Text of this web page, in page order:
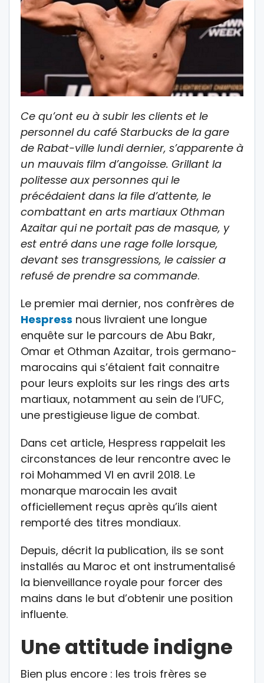
Ce qu’ont eu à subir les clients et le
personnel du café Starbucks de la gare
de Rabat-ville lundi dernier, s’apparente à
un mauvais film d’angoisse. Grillant la
politesse aux personnes qui le
précédaient dans la file d’attente, le
combattant en arts martiaux Othman
Azaitar qui ne portait pas de masque, y
est entré dans une rage folle lorsque,
devant ses transgressions, le caissier a
refusé de prendre sa commande.
Le premier mai dernier, nos confrères de
Hespress nous livraient une longue
enquête sur le parcours de Abu Bakr,
Omar et Othman Azaitar, trois germano-
marocains qui s’étaient fait connaitre
pour leurs exploits sur les rings des arts
martiaux, notamment au sein de l’UFC,
une prestigieuse ligue de combat.
Dans cet article, Hespress rappelait les
circonstances de leur rencontre avec le
roi Mohammed VI en avril 2018. Le
monarque marocain les avait
officiellement reçus après qu’ils aient
remporté des titres mondiaux.
Depuis, décrit la publication, ils se sont
installés au Maroc et ont instrumentalisé
la bienveillance royale pour forcer des
mains dans le but d’obtenir une position
influente.
Une attitude indigne
Bien plus encore : les trois frères se